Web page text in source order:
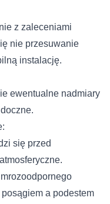
z zaleceniami
nie przesuwanie
instalację.
ewentualne nadmiary
się przed
posągiem a podestem